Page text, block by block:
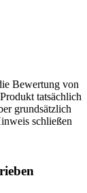
Bewertung von
tatsächlich
grundsätzlich
schließen